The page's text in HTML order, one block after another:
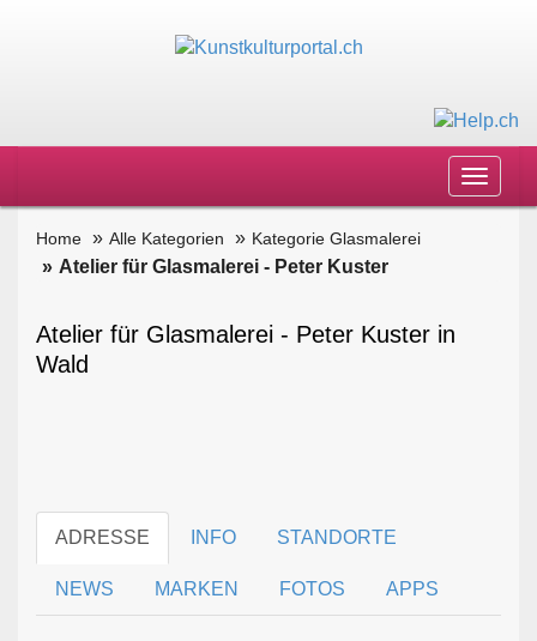
Toggle
Home Alle Kategorien Kategorie Glasmalerei
Atelier für Glasmalerei - Peter Kuster
Atelier für Glasmalerei - Peter Kuster in
Wald
ADRESSE INFO STANDORTE
NEWS MARKEN FOTOS APPS